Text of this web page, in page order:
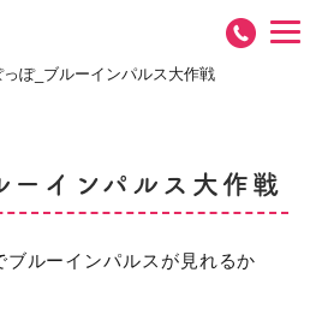
ぽ_ブルーインパルス大作戦
ーインパルス大作戦
ルーインパルスが見れるか